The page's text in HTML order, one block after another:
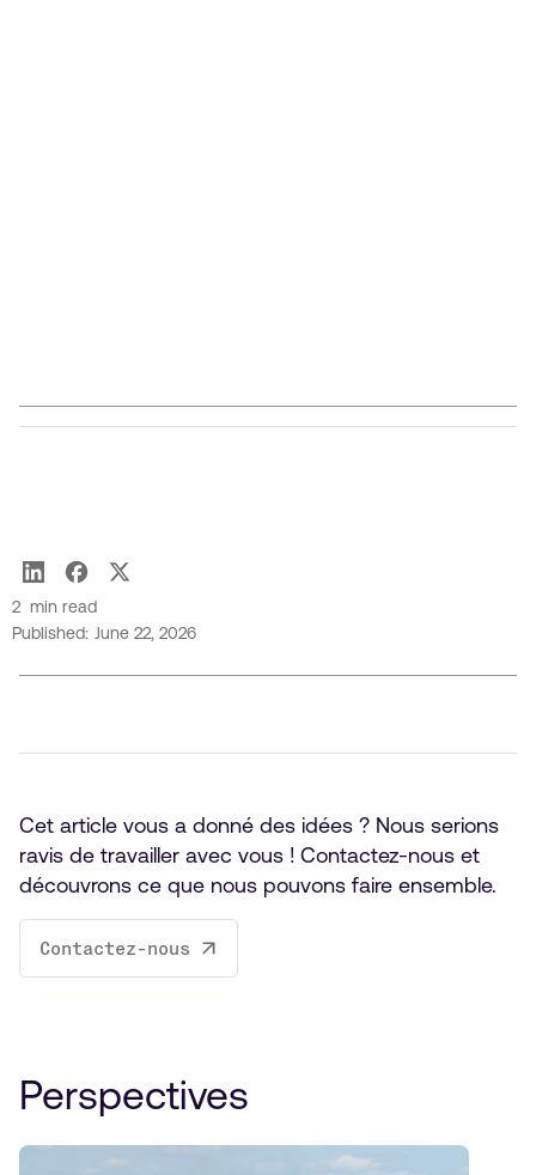
2 min read
Published: June 22, 2026
Cet article vous a donné des idées ? Nous serions
ravis de travailler avec vous ! Contactez-nous et
découvrons ce que nous pouvons faire ensemble.
Contactez-nous
Perspectives